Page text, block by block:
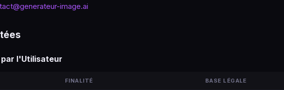
image.ai
par l'Utilisateur
FINALITÉ BASE LÉGALE